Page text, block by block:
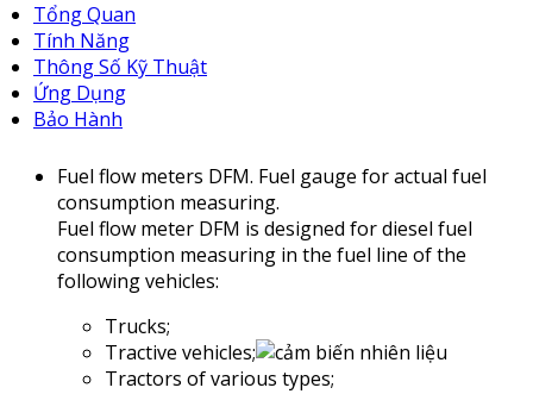
Tổng Quan
Tính Năng
Thông Số Kỹ Thuật
Ứng Dụng
Bảo Hành
Fuel flow meters DFМ. Fuel gauge for actual fuel
consumption measuring.
Fuel flow meter DFМ is designed for diesel fuel
consumption measuring in the fuel line of the
following vehicles:
Trucks;
Tractive vehicles;
Tractors of various types;